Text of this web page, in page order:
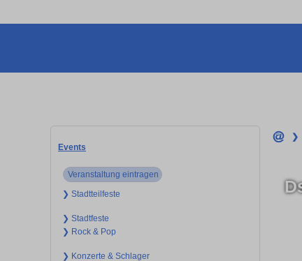
Events
Veranstaltung eintragen
❯ Stadtteilfeste
❯ Stadtfeste
❯ Rock & Pop
❯ Konzerte & Schlager
❯